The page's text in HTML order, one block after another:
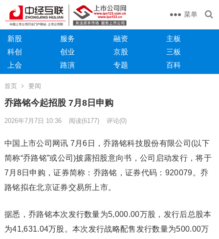
菜单
新股 服务 融资
主板
科创
创业 京股
三板
上会
路演 专题 百科
首页 要闻
乔路铭今起招股 7月8日申购
2026年7月7日 10:36 阅读(6177) 评论(0)
中国上市公司网讯 7月6日，乔路铭科技股份有限公司(以下
简称“乔路铭”或公司)披露招股意向书，公司启动发行，将于
7月8日申购，证券简称：乔路铭，证券代码：920079。乔
路铭拟在北京证券交易所上市。
据悉，乔路铭本次发行数量为5,000.00万股，发行后总股本
为41,631.04万股。本次发行战略配售发行数量为500.00万